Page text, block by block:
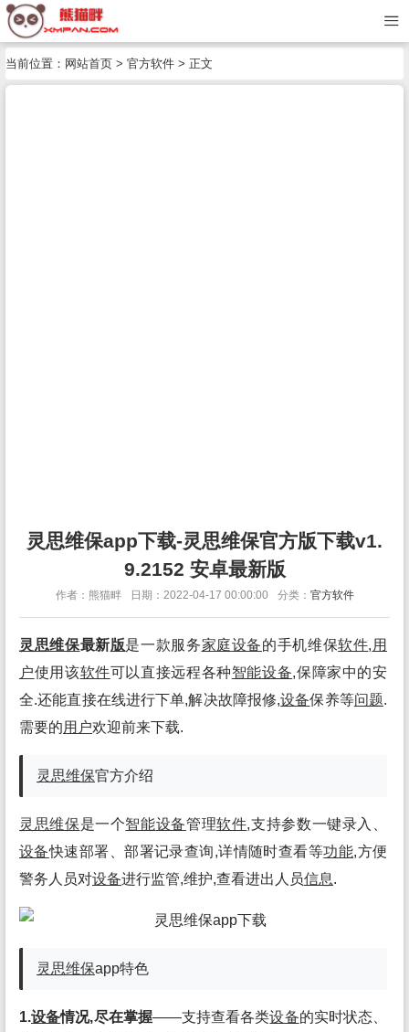
当前位置： 网站首页 > 官方软件 > 正文
灵思维保app下载-灵思维保官方版下载v1.
9.2152 安卓最新版
作者：熊猫畔 日期：2022-04-17 00:00:00 分类： 官方软件
灵思维保最新版是一款服务家庭设备的手机维保软件, 用
户使用该软件可以直接远程各种智能设备,保障家中的安
全.还能直接在线进行下单,解决故障报修,设备保养等问题.
需要的用户欢迎前来下载.
灵思维保官方介绍
灵思维保是一个智能设备管理软件,支持参数一键录入、
设备快速部署、部署记录查询,详情随时查看等功能,方便
警务人员对设备进行监管,维护,查看进出人员信息.
灵思维保app特色
1.设备情况,尽在掌握——支持查看各类设备的实时状态、